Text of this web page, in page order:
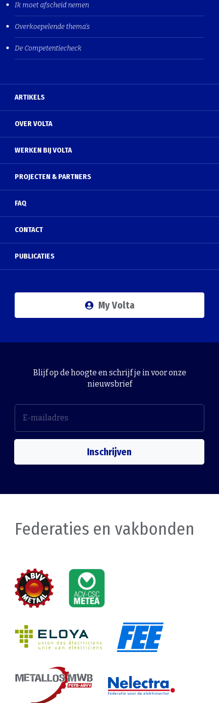
Ik moet afscheid nemen
Overkoepelende thema's
De Competentiecheck
ARTIKELS
OVER VOLTA
WERKEN BIJ VOLTA
PROJECTEN & PARTNERS
FAQ
CONTACT
PUBLICATIES
My Volta
Blijf op de hoogte en schrijf je in voor onze
nieuwsbrief
Inschrijven
Federaties en vakbonden